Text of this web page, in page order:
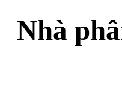
Nhà